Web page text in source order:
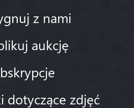
z nami
aukcję
dotyczące zdjęć